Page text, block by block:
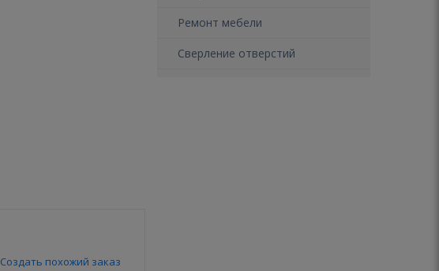
Создать похожий заказ
Ремонт мебели
Сверление отверстий